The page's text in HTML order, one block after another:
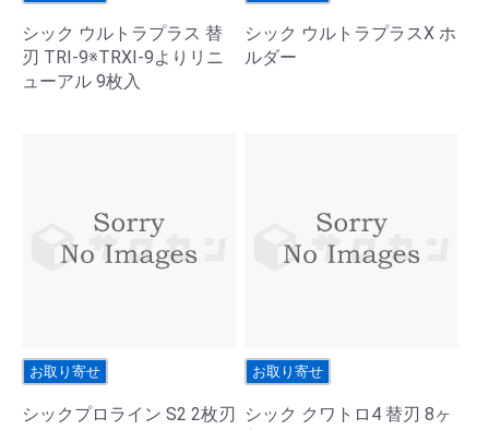
シック ウルトラプラス 替
刃 TRI-9※TRXI-9よりリニ
ューアル 9枚入
シック ウルトラプラスX ホ
ルダー
お取り寄せ
シックプロライン S2 2枚刃
お取り寄せ
シック クワトロ4 替刃 8ヶ